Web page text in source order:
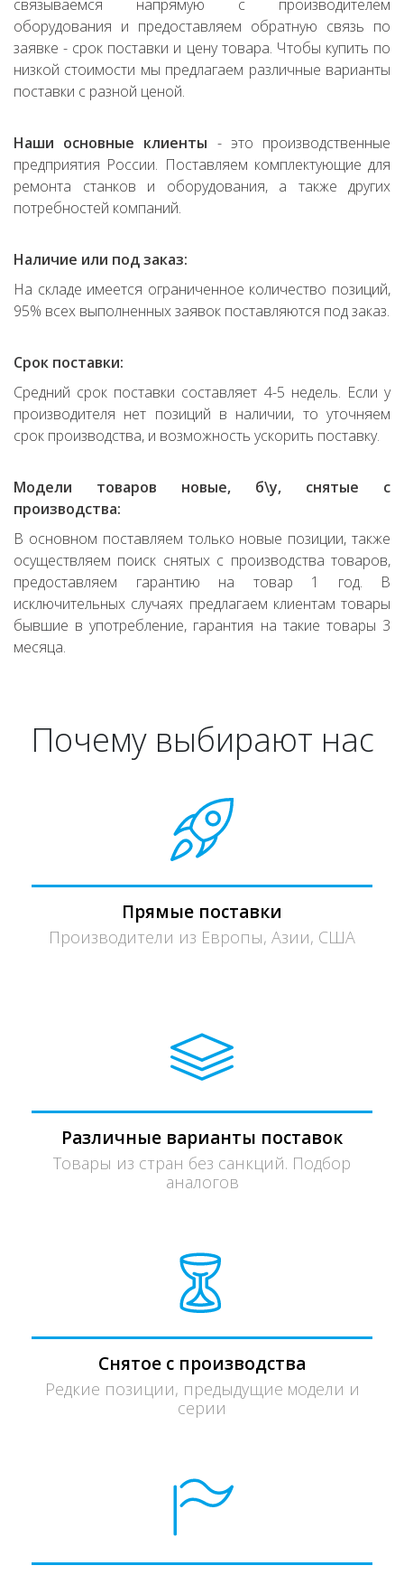
связываемся напрямую с производителем
оборудования и предоставляем обратную связь по
заявке - срок поставки и цену товара. Чтобы купить по
низкой стоимости мы предлагаем различные варианты
поставки с разной ценой.
Наши основные клиенты - это производственные
предприятия России. Поставляем комплектующие для
ремонта станков и оборудования, а также других
потребностей компаний.
Наличие или под заказ:
На складе имеется ограниченное количество позиций,
95% всех выполненных заявок поставляются под заказ.
Срок поставки:
Средний срок поставки составляет 4-5 недель. Если у
производителя нет позиций в наличии, то уточняем
срок производства, и возможность ускорить поставку.
Модели товаров новые, б\у, снятые с
производства:
В основном поставляем только новые позиции, также
осуществляем поиск снятых с производства товаров,
предоставляем гарантию на товар 1 год. В
исключительных случаях предлагаем клиентам товары
бывшие в употребление, гарантия на такие товары 3
месяца.
Почему выбирают нас
Прямые поставки
Производители из Европы, Азии, США
Различные варианты поставок
Товары из стран без санкций. Подбор
аналогов
Снятое с производства
Редкие позиции, предыдущие модели и
серии